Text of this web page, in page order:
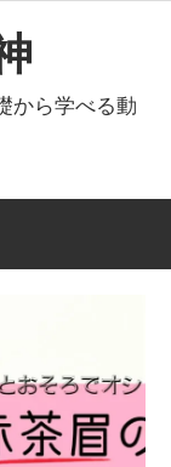
から学べる動